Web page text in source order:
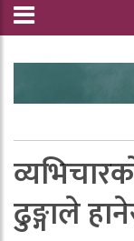
ढुङ्गाले